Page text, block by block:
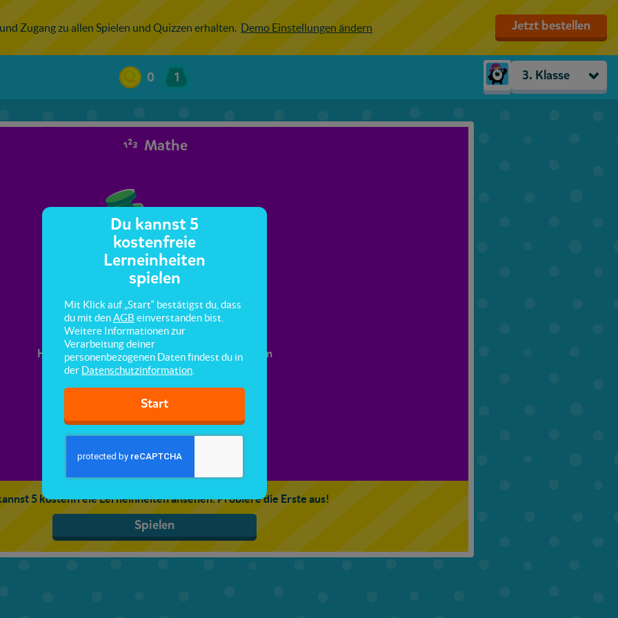
Zugang zu allen Spielen und Quizzen erhalten. Demo Einstellungen ändern Jetzt bestellen
0 1 3. Klasse
Mathe
Gewichtsangaben vergleichen
Hier lernst du, Gewichtsangaben zu vergleichen
und zu sortieren.
5 kostenfreie Lerneinheiten ansehen. Probiere die Erste aus!
Spielen
Du kannst 5
kostenfreie
Lerneinheiten
spielen
Mit Klick auf „Start“ bestätigst du, dass
du mit denAGB einverstanden bist.
Weitere Informationen zur
Verarbeitung deiner
personenbezogenen Daten findest du in
der Datenschutzinformation
Start